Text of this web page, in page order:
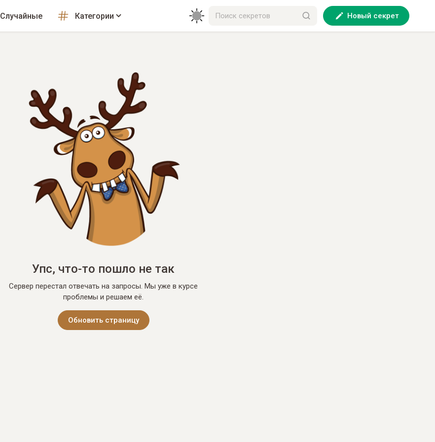
Случайные Категории Новый секрет
Упс, что-то пошло не так
Сервер перестал отвечать на запросы. Мы уже в курсе
проблемы и решаем её.
Обновить страницу